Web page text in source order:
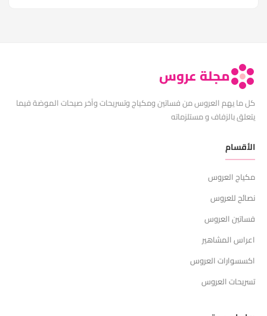
مجلة عروس
كل ما يهم العروس من فساتين ومكياج وتسريحات وآخر صيحات الموضة فيما
يتعلق بالزفاف و مستلزماته
الأقسام
مكياج العروس
نصائح للعروس
فساتين العروس
اعراس المشاهير
اكسسوارات العروس
تسريحات العروس